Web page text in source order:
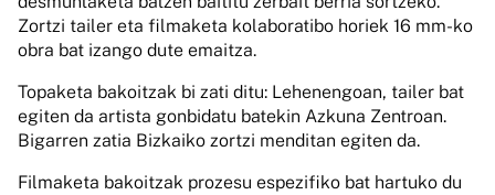
Zortzi tailer eta filmaketa kolaboratibo horiek 16 mm-ko
obra bat izango dute emaitza.
Topaketa bakoitzak bi zati ditu: Lehenengoan, tailer bat
egiten da artista gonbidatu batekin Azkuna Zentroan.
Bigarren zatia Bizkaiko zortzi menditan egiten da.
Filmaketa bakoitzak prozesu espezifiko bat hartuko du